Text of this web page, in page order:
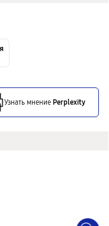
Узнать мнение Perplexity